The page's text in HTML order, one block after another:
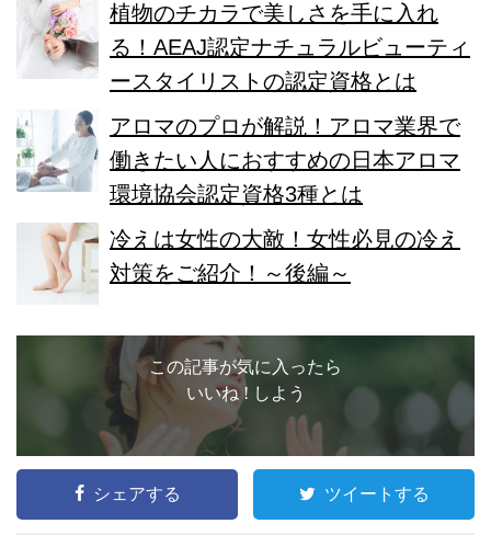
植物のチカラで美しさを手に入れ
る！AEAJ認定ナチュラルビューティ
ースタイリストの認定資格とは
アロマのプロが解説！アロマ業界で
働きたい人におすすめの日本アロマ
環境協会認定資格3種とは
冷えは女性の大敵！女性必見の冷え
対策をご紹介！～後編～
この記事が気に入ったら
いいね ! しよう
シェアする ツイートする